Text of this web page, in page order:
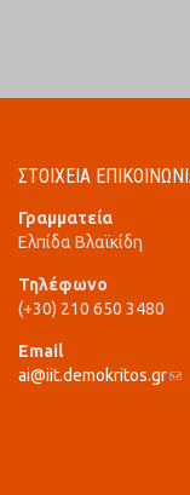
ΣΤΟΙΧΕΙΑ
Γραμματεία
Ελπίδα Βλαϊκίδη
Τηλέφωνο
(+30) 210 650 3480
Email
ai@iit.demokritos.gr